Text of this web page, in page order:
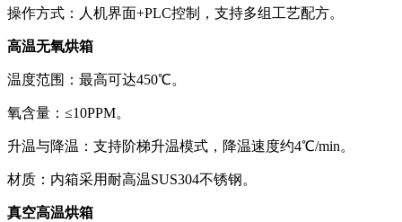
操作方式：人机界面+PLC控制，支持多组工艺配方。
高温无氧烘箱
温度范围：最高可达450℃。
氧含量：≤10PPM。
升温与降温：支持阶梯升温模式，降温速度约4℃/min。
材质：内箱采用耐高温SUS304不锈钢。
真空高温烘箱